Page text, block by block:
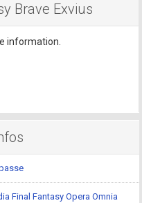
Brave Exvius
information.
Final Fantasy Opera Omnia